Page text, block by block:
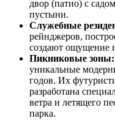
двор (патио) с
пустыни.
Служебные
рейнджеров,
создают ощущение
Пикниковые зоны:
уникальные
годов. Их
разработана
ветра и летящего
парка.